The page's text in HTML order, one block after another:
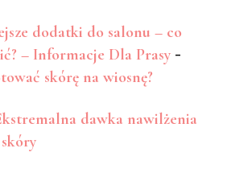
dodatki do salonu – co
– Informacje Dla Prasy -
skórę na wiosnę?
dawka nawilżenia